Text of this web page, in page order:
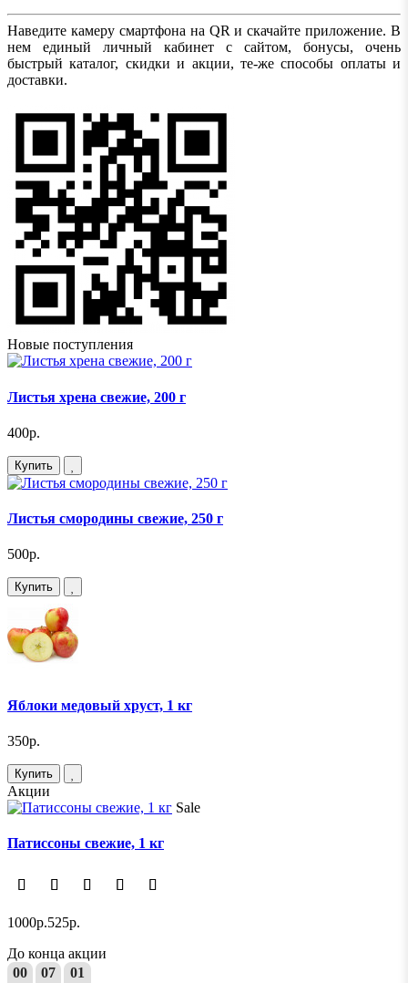
Наведите камеру смартфона на QR и скачайте приложение. В
нем единый личный кабинет с сайтом, бонусы, очень
быстрый каталог, скидки и акции, те-же способы оплаты и
доставки.
Новые поступления
Листья хрена свежие, 200 г
400р.
Купить
Листья смородины свежие, 250 г
500р.
Купить
Яблоки медовый хруст, 1 кг
350р.
Купить
Акции
Sale
Патиссоны свежие, 1 кг
1000р.525р.
До конца акции
00
07 01